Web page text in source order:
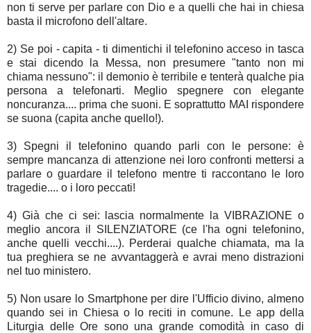
non ti serve per parlare con Dio e a quelli che hai in chiesa
basta il microfono dell'altare.
2) Se poi - capita - ti dimentichi il telefonino acceso in tasca
e stai dicendo la Messa, non presumere "tanto non mi
chiama nessuno": il demonio è terribile e tenterà qualche pia
persona a telefonarti. Meglio spegnere con elegante
noncuranza.... prima che suoni. E soprattutto MAI rispondere
se suona (capita anche quello!).
3) Spegni il telefonino quando parli con le persone: è
sempre mancanza di attenzione nei loro confronti mettersi a
parlare o guardare il telefono mentre ti raccontano le loro
tragedie.... o i loro peccati!
4) Già che ci sei: lascia normalmente la VIBRAZIONE o
meglio ancora il SILENZIATORE (ce l'ha ogni telefonino,
anche quelli vecchi....). Perderai qualche chiamata, ma la
tua preghiera se ne avvantaggerà e avrai meno distrazioni
nel tuo ministero.
5) Non usare lo Smartphone per dire l'Ufficio divino, almeno
quando sei in Chiesa o lo reciti in comune. Le app della
Liturgia delle Ore sono una grande comodità in caso di